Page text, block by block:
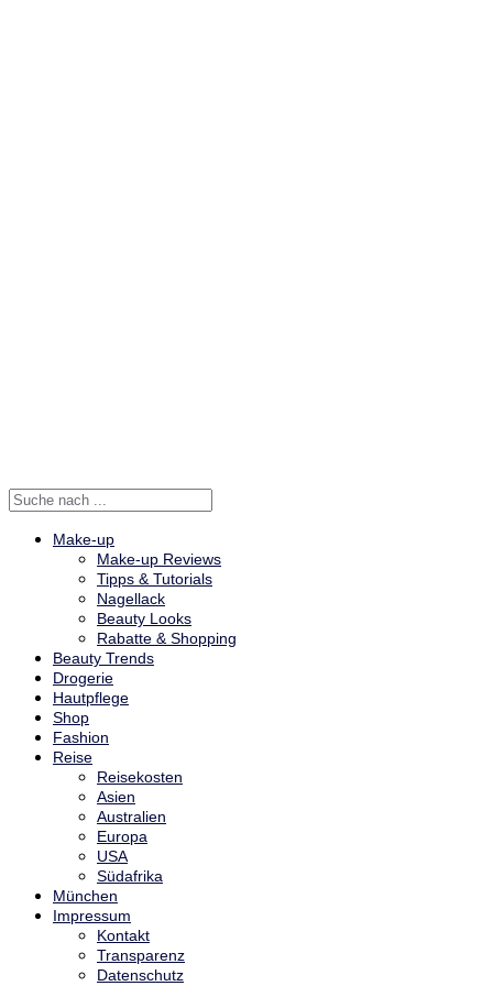
Make-up
Make-up Reviews
Tipps & Tutorials
Nagellack
Beauty Looks
Rabatte & Shopping
Beauty Trends
Drogerie
Hautpflege
Shop
Fashion
Reise
Reisekosten
Asien
Australien
Europa
USA
Südafrika
München
Impressum
Kontakt
Transparenz
Datenschutz